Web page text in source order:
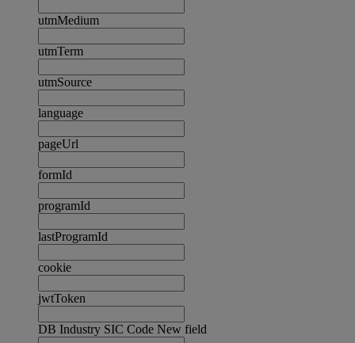
utmMedium
utmTerm
utmSource
language
pageUrl
formId
programId
lastProgramId
cookie
jwtToken
DB Industry SIC Code New field